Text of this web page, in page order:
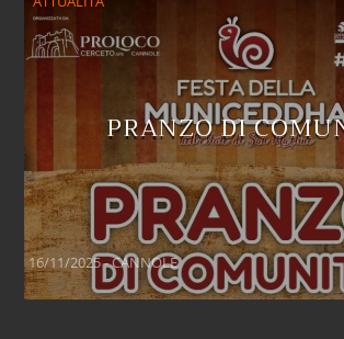
PRANZO DI
16/11/2025 - CANNOLE